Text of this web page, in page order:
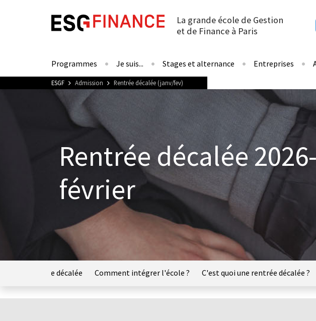
Rentrée décalée
février
en rentrée décalée Comment intégrer l'école ? C'est quoi une rentrée décalée ?
La grande école de Gestion
et de Finance à Paris
Programmes Je suis... Stages et alternance Entreprises
Vous êtes ici
ESGF Admission Rentrée décalée (janv/fev)